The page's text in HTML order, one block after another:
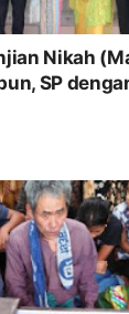
Nikah
SP